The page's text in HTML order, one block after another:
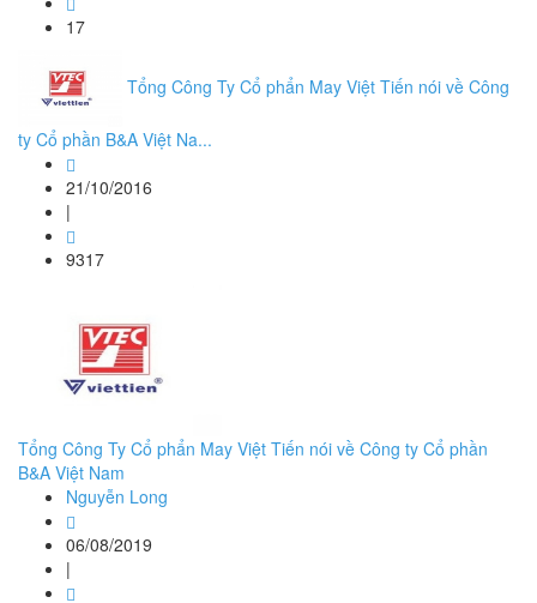
17
Tổng Công Ty Cổ phẩn May Việt Tiến nói về Công
ty Cổ phần B&A Việt Na...
21/10/2016
|
9317
Tổng Công Ty Cổ phẩn May Việt Tiến nói về Công ty Cổ phần
B&A Việt Nam
Nguyễn Long
06/08/2019
|